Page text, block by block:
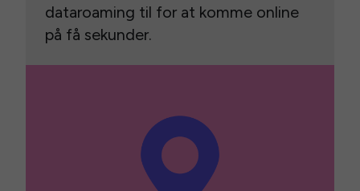
dataroaming til for at komme online
på få sekunder.